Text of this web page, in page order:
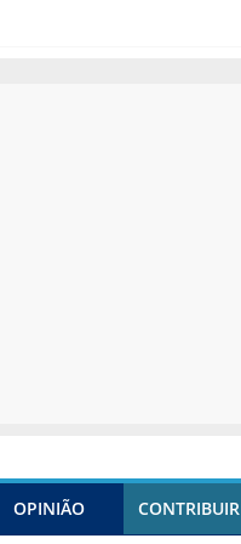
OPINIÃO CONTRIBUIR